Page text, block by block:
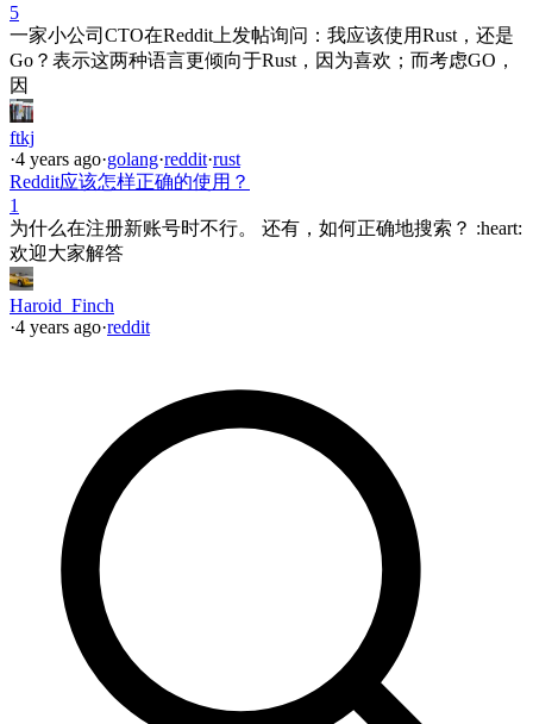
5
一家小公司CTO在Reddit上发帖询问：我应该使用Rust，还是
Go？表示这两种语言更倾向于Rust，因为喜欢；而考虑GO，
因
ftkj
·4 years ago·golang·reddit·rust
Reddit应该怎样正确的使用？
1
为什么在注册新账号时不行。 还有，如何正确地搜索？ :heart:
欢迎大家解答
Haroid_Finch
·4 years ago·reddit